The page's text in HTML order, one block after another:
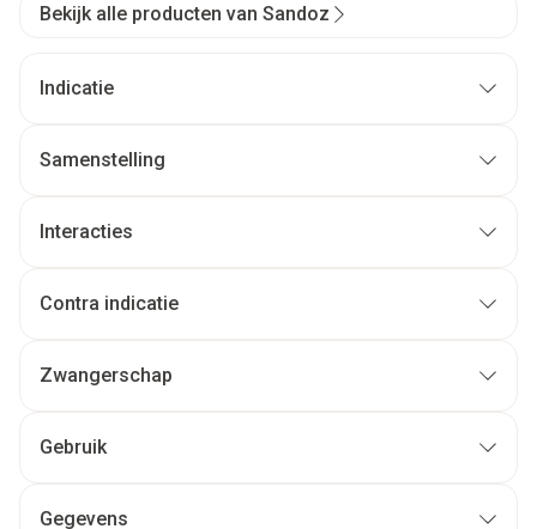
Bekijk alle producten van Sandoz
Indicatie
Samenstelling
Interacties
Contra indicatie
Zwangerschap
Gebruik
Gegevens